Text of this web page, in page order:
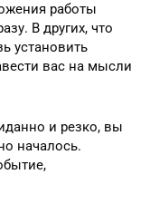
работы
В других, что
установить
вас на мысли
и резко, вы
началось.